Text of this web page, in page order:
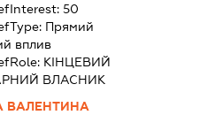
50
Прямий
вплив
КІНЦЕВИЙ
ВЛАСНИК
ВАЛЕНТИНА